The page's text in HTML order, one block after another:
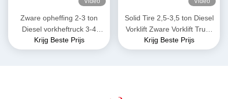
Zware opheffing 2-3 ton
Diesel vorkheftruck 3-4
meter totale lengte
Krijg Beste Prijs
Solid Tire 2,5-3,5 ton Diesel
Vorklift Zware Vorklift Truck
Voor Warehouse
Krijg Beste Prijs